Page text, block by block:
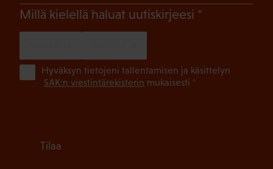
Millä kielellä haluat uutiskirjeesi (Pakollinen)
Hyväksyn tietojeni tallentamisen ja käsittelyn
SAK:n viestintärekisterin mukaisesti *
Tilaa